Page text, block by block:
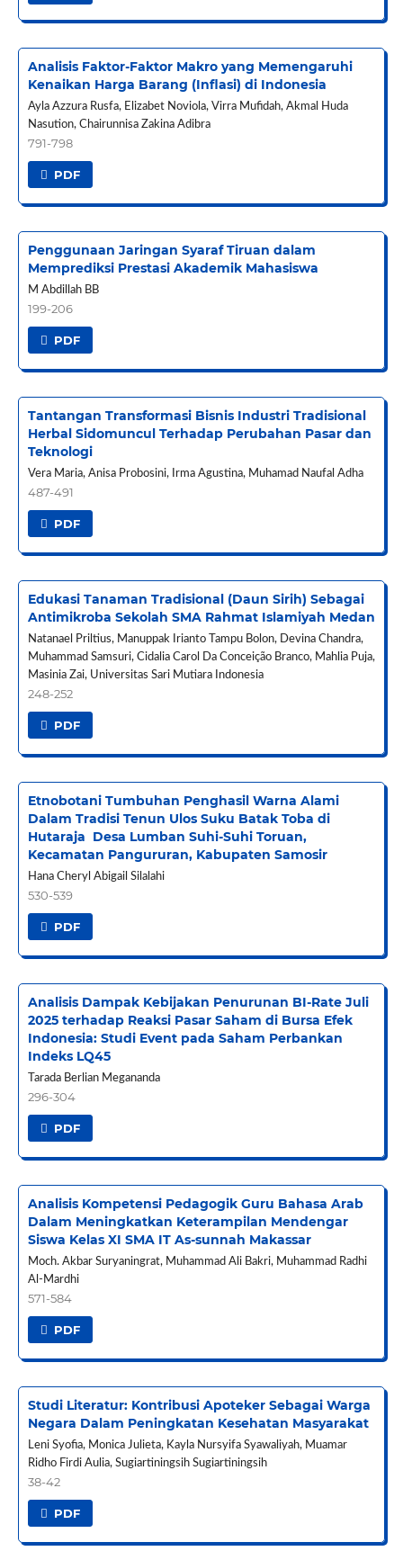
Analisis Faktor-Faktor Makro yang Memengaruhi
Kenaikan Harga Barang (Inflasi) di Indonesia
Ayla Azzura Rusfa, Elizabet Noviola, Virra Mufidah, Akmal Huda
Nasution, Chairunnisa Zakina Adibra
791-798
PDF
Penggunaan Jaringan Syaraf Tiruan dalam
Memprediksi Prestasi Akademik Mahasiswa
M Abdillah BB
199-206
PDF
Tantangan Transformasi Bisnis Industri Tradisional
Herbal Sidomuncul Terhadap Perubahan Pasar dan
Teknologi
Vera Maria, Anisa Probosini, Irma Agustina, Muhamad Naufal Adha
487-491
PDF
Edukasi Tanaman Tradisional (Daun Sirih) Sebagai
Antimikroba Sekolah SMA Rahmat Islamiyah Medan
Natanael Priltius, Manuppak Irianto Tampu Bolon, Devina Chandra,
Muhammad Samsuri, Cidalia Carol Da Conceição Branco, Mahlia Puja,
Masinia Zai, Universitas Sari Mutiara Indonesia
248-252
PDF
Etnobotani Tumbuhan Penghasil Warna Alami
Dalam Tradisi Tenun Ulos Suku Batak Toba di
Hutaraja Desa Lumban Suhi-Suhi Toruan,
Kecamatan Pangururan, Kabupaten Samosir
Hana Cheryl Abigail Silalahi
530-539
PDF
Analisis Dampak Kebijakan Penurunan BI-Rate Juli
2025 terhadap Reaksi Pasar Saham di Bursa Efek
Indonesia: Studi Event pada Saham Perbankan
Indeks LQ45
Tarada Berlian Megananda
296-304
PDF
Analisis Kompetensi Pedagogik Guru Bahasa Arab
Dalam Meningkatkan Keterampilan Mendengar
Siswa Kelas XI SMA IT As-sunnah Makassar
Moch. Akbar Suryaningrat, Muhammad Ali Bakri, Muhammad Radhi
Al-Mardhi
571-584
PDF
Studi Literatur: Kontribusi Apoteker Sebagai Warga
Negara Dalam Peningkatan Kesehatan Masyarakat
Leni Syofia, Monica Julieta, Kayla Nursyifa Syawaliyah, Muamar
Ridho Firdi Aulia, Sugiartiningsih Sugiartiningsih
38-42
PDF